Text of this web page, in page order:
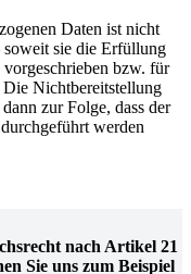
Daten ist nicht
sie die Erfüllung
bzw. für
Die Nichtbereitstellung
zur Folge, dass der
werden
nach Artikel 21
Sie uns zum Beispiel